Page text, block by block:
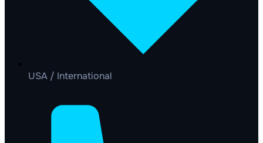
USA / International